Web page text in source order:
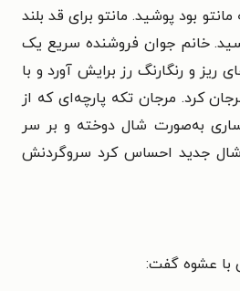
بود پوشید. مانتو برای قد بلند
خانم جوان فروشنده سریع یک
ریز و رنگارنگ رز برایش آورد و با
کرد. مرجان تکه پارچه‌ای که از
به‌صورت شال دوخته و بر سر
شال جدید احساس کرد سروگردنش
با عشوه گفت: